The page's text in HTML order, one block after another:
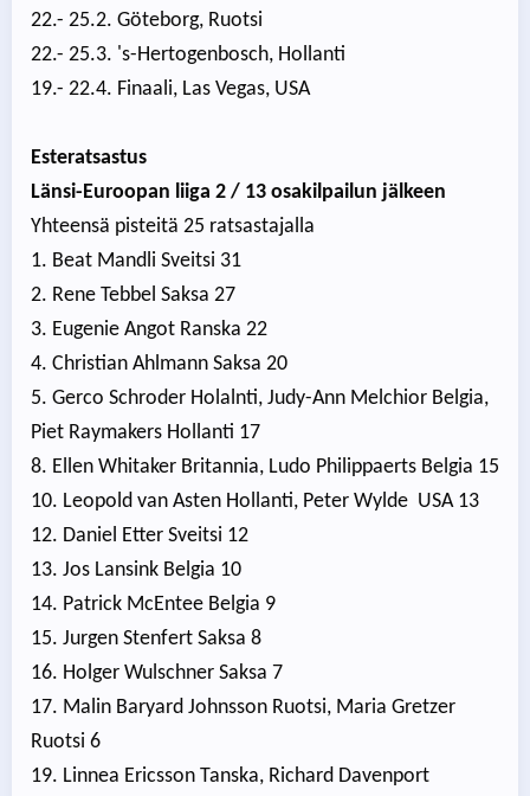
22.- 25.2. Göteborg, Ruotsi
22.- 25.3. 's-Hertogenbosch, Hollanti
19.- 22.4. Finaali, Las Vegas, USA
Esteratsastus
Länsi-Euroopan liiga 2 / 13 osakilpailun jälkeen
Yhteensä pisteitä 25 ratsastajalla
1. Beat Mandli Sveitsi 31
2. Rene Tebbel Saksa 27
3. Eugenie Angot Ranska 22
4. Christian Ahlmann Saksa 20
5. Gerco Schroder Holalnti, Judy-Ann Melchior Belgia,
Piet Raymakers Hollanti 17
8. Ellen Whitaker Britannia, Ludo Philippaerts Belgia 15
10. Leopold van Asten Hollanti, Peter Wylde USA 13
12. Daniel Etter Sveitsi 12
13. Jos Lansink Belgia 10
14. Patrick McEntee Belgia 9
15. Jurgen Stenfert Saksa 8
16. Holger Wulschner Saksa 7
17. Malin Baryard Johnsson Ruotsi, Maria Gretzer
Ruotsi 6
19. Linnea Ericsson Tanska, Richard Davenport